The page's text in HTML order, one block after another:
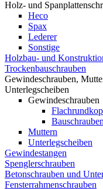
Holz- und
Heco
Spax
Lederer
Sonstige
Holzbau- und
Trockenbauschrauben
Gewindeschrauben,
Unterlegscheiben
Gewindeschrauben
Bauschrauben
Muttern
Unterlegscheiben
Gewindestangen
Spenglerschrauben
Betonschrauben und
Fensterrahmenschrauben